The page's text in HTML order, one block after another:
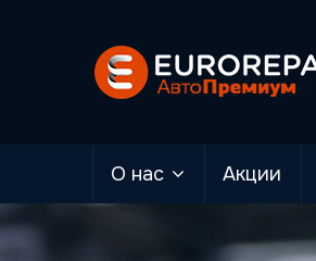
О нас Акции